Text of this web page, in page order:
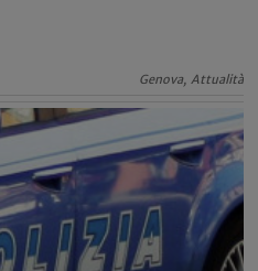
Genova, Attualità